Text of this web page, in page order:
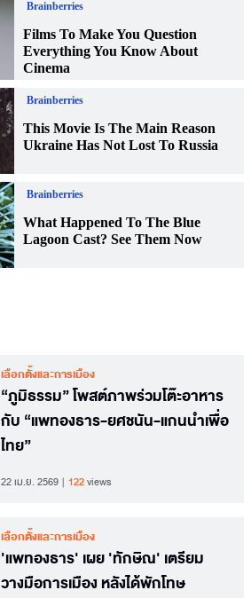
เลือกตั้งและการเมือง
“ภูมิธรรม” โพสต์ภาพร่วมโต๊ะอาหาร
กับ “แพทองธาร-ยศชนัน-แกนนำเพื่อ
ไทย”
22 เม.ย. 2569 122views
เลือกตั้งและการเมือง
'แพทองธาร' เผย 'ทักษิณ' เตรียม
วางมือการเมือง หลังได้พักโทษ